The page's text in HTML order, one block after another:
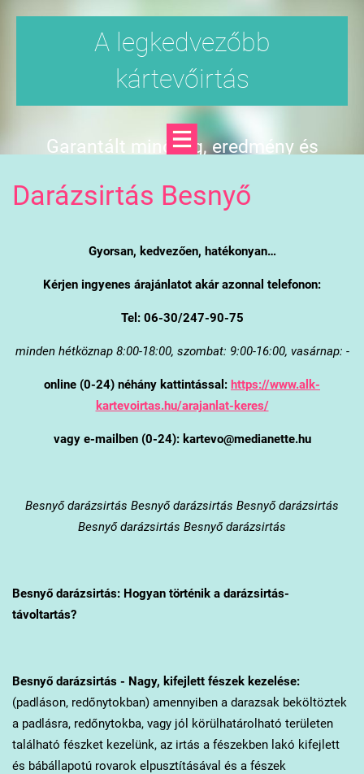
A legkedvezőbb
kártevőirtás
Garantált minőség, eredmény és
Darázsirtás Besnyő
Gyorsan, kedvezően, hatékonyan…
Kérjen ingyenes árajánlatot akár azonnal telefonon:
Tel: 06-30/247-90-75
minden hétköznap 8:00-18:00, szombat: 9:00-16:00, vasárnap: -
online (0-24) néhány kattintással: https://www.alk-
kartevoirtas.hu/arajanlat-keres/
vagy e-mailben (0-24): kartevo@medianette.hu
Besnyődarázsirtás Besnyő darázsirtás Besnyő darázsirtás
Besnyő darázsirtás Besnyő darázsirtás
Besnyődarázsirtás: Hogyan történik a darázsirtás-
távoltartás?
Besnyődarázsirtás - Nagy, kifejlett fészek kezelése:
(padláson, redőnytokban) amennyiben a darazsak beköltöztek
a padlásra, redőnytokba, vagy jól körülhatárolható területen
található fészket kezelünk, az irtás a fészekben lakó kifejlett
és bábállapotú rovarok elpusztításával és a fészek